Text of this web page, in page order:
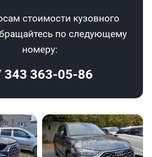
стоимости кузовного
по следующему
номеру:
343 363-05-86